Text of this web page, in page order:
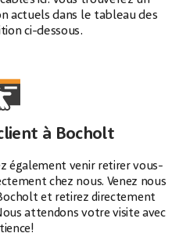
actuels dans le tableau des
ci-dessous.
à Bocholt
également venir retirer vous-
chez nous. Venez nous
et retirez directement
attendons votre visite avec